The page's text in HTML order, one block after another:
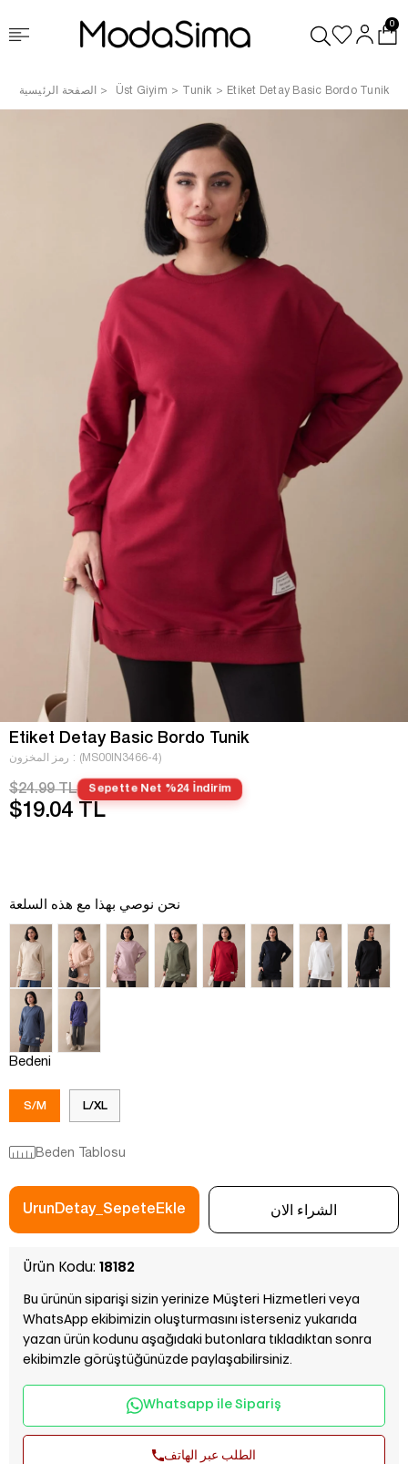
0
الصفحة الرئيسية Üst Giyim Tunik Etiket Detay Basic Bordo Tunik
Etiket Detay Basic Bordo Tunik
رمز المخزون (MS00IN3466-4)
$24.99 TL Sepette Net %24 İndirim
$19.04 TL
نحن نوصي بهذا مع هذه السلعة
Bedeni
S/M L/XL
Beden Tablosu
Ürün Kodu: 18182
Bu ürünün siparişi sizin yerinize Müşteri Hizmetleri veya
WhatsApp ekibimizin oluşturmasını isterseniz yukarıda
yazan ürün kodunu aşağıdaki butonlara tıkladıktan sonra
ekibimzle görüştüğünüzde paylaşabilirsiniz.
Whatsapp ile Sipariş
الطلب عبر الهاتف